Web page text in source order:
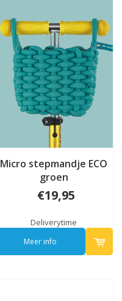
Micro stepmandje ECO
groen
€19,95
Deliverytime
Meer info